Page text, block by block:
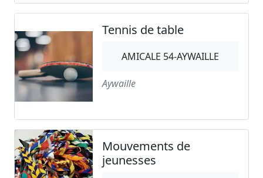
Tennis de table
AMICALE 54-AYWAILLE
Aywaille
Mouvements de
jeunesses